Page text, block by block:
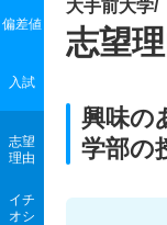
偏差値
入試
志望
理由
イチ
オシ
大手前大学/
志望
興味の
学部の